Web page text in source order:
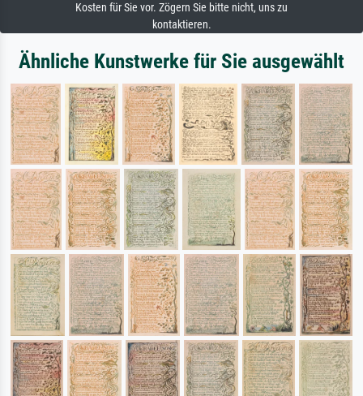
Kosten für Sie vor. Zögern Sie bitte nicht, uns zu
kontaktieren.
Ähnliche Kunstwerke für Sie ausgewählt